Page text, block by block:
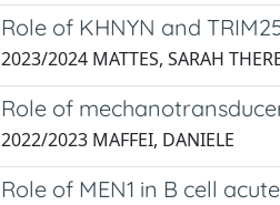
Role of KHNYN and
2023/2024 MATTES, SARAH
Role of
2022/2023 MAFFEI, DANIELE
Role of MEN1 in B cell